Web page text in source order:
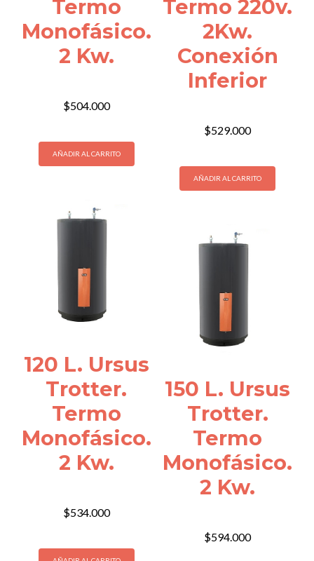
Termo
Monofásico.
2 Kw.
$504.000
AÑADIR AL CARRITO
Termo 220v.
2Kw.
Conexión
Inferior
$529.000
AÑADIR AL CARRITO
120 L. Ursus
Trotter.
Termo
Monofásico.
2 Kw.
$534.000
150 L. Ursus
Trotter.
Termo
Monofásico.
2 Kw.
$594.000